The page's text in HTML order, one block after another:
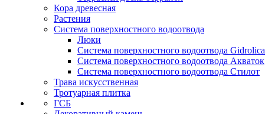
Кора древесная
Растения
Система поверхностного водоотвода
Люки
Система поверхностного водоотвода Gidrolica
Система поверхностного водоотвода Акваток
Система поверхностного водоотвода Стилот
Трава искусственная
Тротуарная плитка
ГСБ